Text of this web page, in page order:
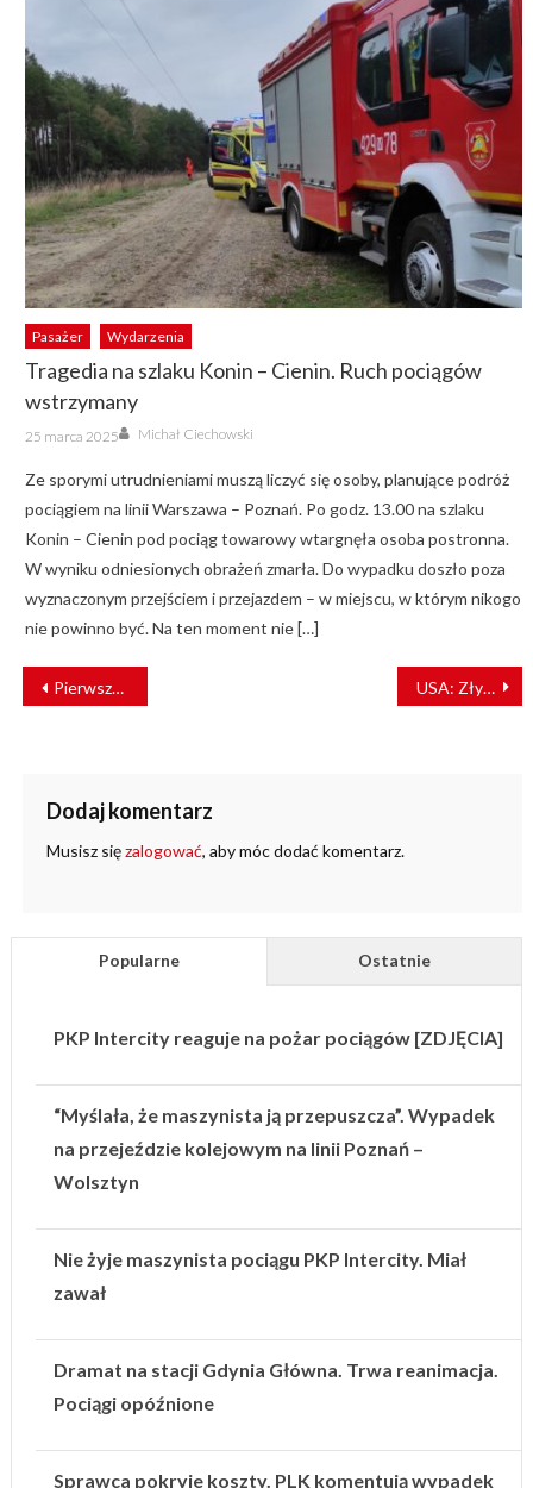
Pasażer Wydarzenia
Tragedia na szlaku Konin – Cienin. Ruch pociągów
wstrzymany
Posted
on
25 marca 2025 Author
Michał Ciechowski
Ze sporymi utrudnieniami muszą liczyć się osoby, planujące podróż
pociągiem na linii Warszawa – Poznań. Po godz. 13.00 na szlaku
Konin – Cienin pod pociąg towarowy wtargnęła osoba postronna.
W wyniku odniesionych obrażeń zmarła. Do wypadku doszło poza
wyznaczonym przejściem i przejazdem – w miejscu, w którym nikogo
nie powinno być. Na ten moment nie […]
NAWIGACJA
WPISU
Pierwsze pociąg Stadler MIKA wszedł do eksploatacji w Szwajcarii [ZDJĘCIA] USA: Zły weekend dla Union Pacific
Dodaj komentarz
Musisz sięzalogować, aby móc dodać komentarz.
Popularne Ostatnie
PKP Intercity reaguje na pożar pociągów [ZDJĘCIA]
“Myślała, że maszynista ją przepuszcza”. Wypadek
na przejeździe kolejowym na linii Poznań –
Wolsztyn
Nie żyje maszynista pociągu PKP Intercity. Miał
zawał
Dramat na stacji Gdynia Główna. Trwa reanimacja.
Pociągi opóźnione
Sprawca pokryje koszty. PLK komentują wypadek